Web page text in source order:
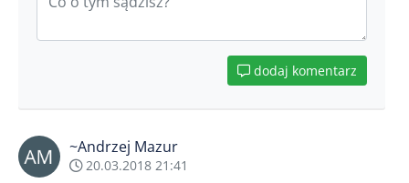
dodaj komentarz
~Andrzej Mazur
20.03.2018 21:41